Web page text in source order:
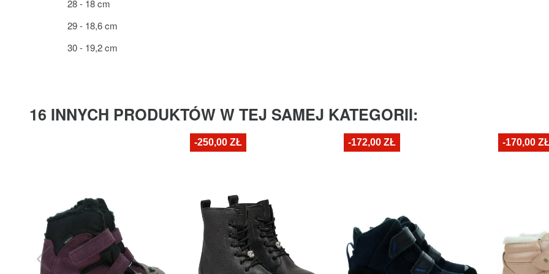
28 - 18 cm
29 - 18,6 cm
30 - 19,2 cm
16 INNYCH PRODUKTÓW W TEJ SAMEJ KATEGORII:
-250,00 ZŁ -172,00 ZŁ -170,00